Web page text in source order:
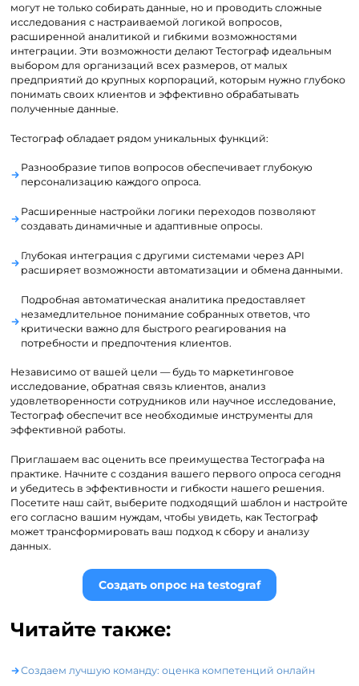
могут не только собирать данные, но и проводить сложные
исследования с настраиваемой логикой вопросов,
расширенной аналитикой и гибкими возможностями
интеграции. Эти возможности делают Тестограф идеальным
выбором для организаций всех размеров, от малых
предприятий до крупных корпораций, которым нужно глубоко
понимать своих клиентов и эффективно обрабатывать
полученные данные.
Тестограф обладает рядом уникальных функций:
Разнообразие типов вопросов обеспечивает глубокую
персонализацию каждого опроса.
Расширенные настройки логики переходов позволяют
создавать динамичные и адаптивные опросы.
Глубокая интеграция с другими системами через API
расширяет возможности автоматизации и обмена данными.
Подробная автоматическая аналитика предоставляет
незамедлительное понимание собранных ответов, что
критически важно для быстрого реагирования на
потребности и предпочтения клиентов.
Независимо от вашей цели — будь то маркетинговое
исследование, обратная связь клиентов, анализ
удовлетворенности сотрудников или научное исследование,
Тестограф обеспечит все необходимые инструменты для
эффективной работы.
Приглашаем вас оценить все преимущества Тестографа на
практике. Начните с создания вашего первого опроса сегодня
и убедитесь в эффективности и гибкости нашего решения.
Посетите наш сайт, выберите подходящий шаблон и настройте
его согласно вашим нуждам, чтобы увидеть, как Тестограф
может трансформировать ваш подход к сбору и анализу
данных.
Создать опрос на testograf
Читайте также:
Создаем лучшую команду: оценка компетенций онлайн